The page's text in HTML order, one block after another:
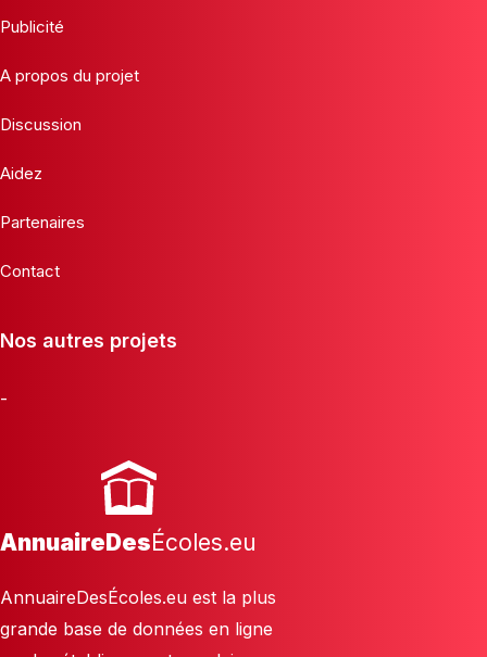
Publicité
A propos du projet
Discussion
Aidez
Partenaires
Contact
Nos autres projets
-
AnnuaireDesÉcoles.eu
AnnuaireDesÉcoles.eu est la plus
grande base de données en ligne